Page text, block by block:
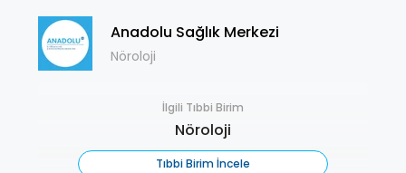
Anadolu Sağlık Merkezi
Nöroloji
İlgili Tıbbi Birim
Nöroloji
Tıbbi Birim İncele